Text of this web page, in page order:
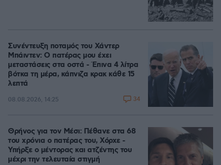
Συνέντευξη ποταμός του Χάντερ
Μπάιντεν: Ο πατέρας μου έχει
μεταστάσεις στα οστά - Έπινα 4 λίτρα
βότκα τη μέρα, κάπνιζα κρακ κάθε 15
λεπτά
08.08.2026, 14:25 34
Θρήνος για τον Μέσι: Πέθανε στα 68
του χρόνια ο πατέρας του, Χόρχε -
Υπήρξε ο μέντορας και ατζέντης του
μέχρι την τελευταία στιγμή